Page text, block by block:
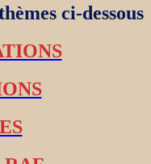
ci-dessous